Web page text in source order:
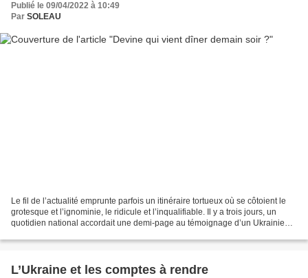
Publié le 09/04/2022 à 10:49
Par SOLEAU
Le fil de l’actualité emprunte parfois un itinéraire tortueux où se côtoient le
grotesque et l’ignominie, le ridicule et l’inqualifiable. Il y a trois jours, un
quotidien national accordait une demi-page au témoignage d’un Ukrainien,
L’Ukraine et les comptes à rendre